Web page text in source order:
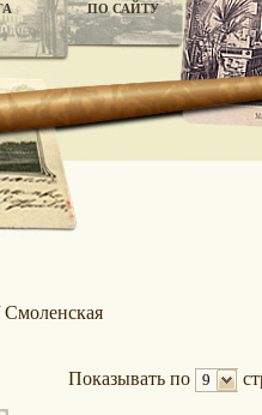
ПО САЙТУ
Смоленская
Показывать по 9